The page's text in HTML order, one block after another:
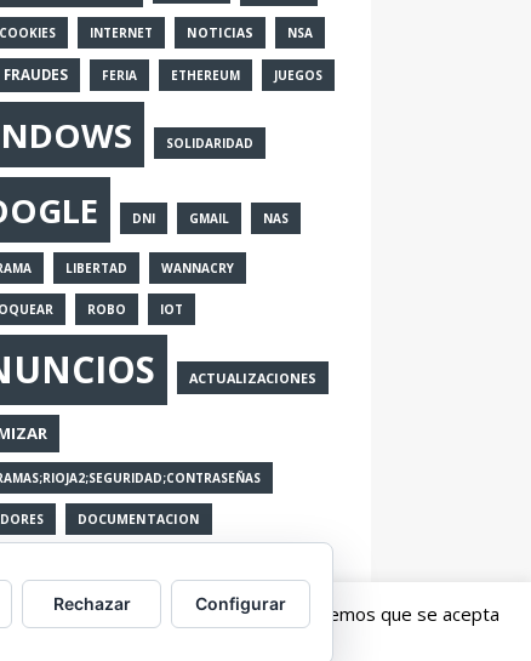
INTERNET NOTICIAS NSA
FRAUDES FERIA ETHEREUM JUEGOS
SOLIDARIDAD
DNI GMAIL NAS
LIBERTAD WANNACRY
ROBO IOT
ACTUALIZACIONES
DOCUMENTACION
continuar con la navegación entendemos que se acepta
Rechazar Configurar